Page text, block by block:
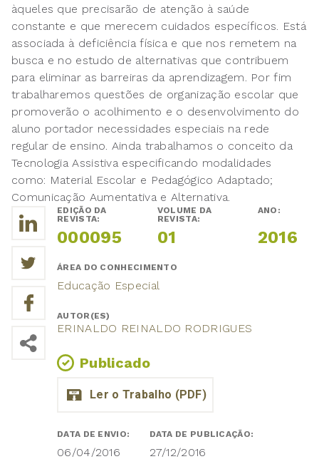
àqueles que precisarão de atenção à saúde
constante e que merecem cuidados específicos. Está
associada à deficiência física e que nos remetem na
busca e no estudo de alternativas que contribuem
para eliminar as barreiras da aprendizagem. Por fim
trabalharemos questões de organização escolar que
promoverão o acolhimento e o desenvolvimento do
aluno portador necessidades especiais na rede
regular de ensino. Ainda trabalhamos o conceito da
Tecnologia Assistiva especificando modalidades
como: Material Escolar e Pedagógico Adaptado;
Comunicação Aumentativa e Alternativa.
EDIÇÃO DA
REVISTA:
000095
VOLUME DA
REVISTA:
01
ANO:
2016
ÁREA DO CONHECIMENTO
Educação Especial
AUTOR(ES)
ERINALDO REINALDO RODRIGUES
Publicado
DATA DE ENVIO:
06/04/2016
DATA DE PUBLICAÇÃO:
27/12/2016